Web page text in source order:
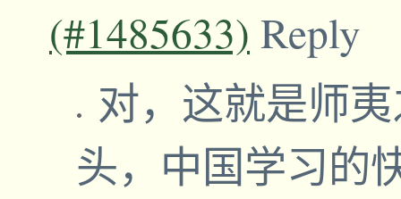
(#1485633) Reply
对，这就是师
头，中国学习的